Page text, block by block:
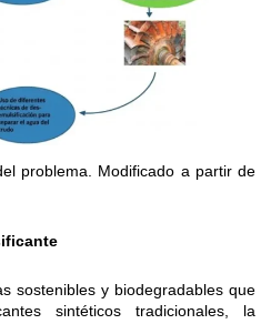
problema. Modificado a partir de
sostenibles y biodegradables que
sintéticos tradicionales, la